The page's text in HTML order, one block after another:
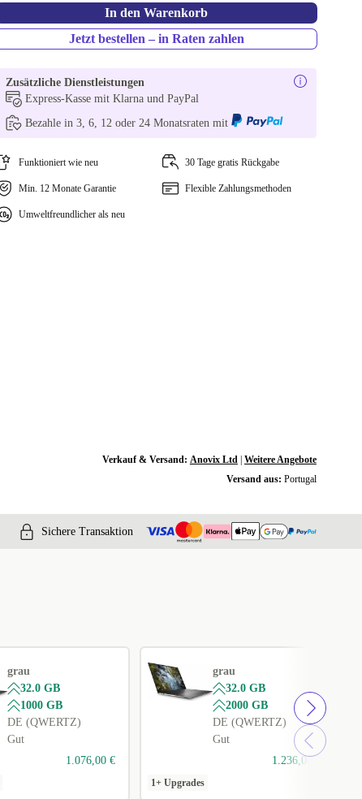
In den Warenkorb
Jetzt bestellen – in Raten zahlen
Zusätzliche Dienstleistungen
Express-Kasse mit Klarna und PayPal
Bezahle in 3, 6, 12 oder 24 Monatsraten mit
Funktioniert wie neu 30 Tage gratis Rückgabe
Min. 12 Monate Garantie Flexible Zahlungsmethoden
Umweltfreundlicher als neu
Verkauf & Versand: Anovix Ltd| Weitere Angebote
Versand aus: Portugal
Sichere Transaktion
grau
32.0 GB
1000 GB
DE (QWERTZ)
Gut
1.076,00 €
grau
32.0 GB
2000 GB
DE (QWERTZ)
Gut
1.236,00 €
1+ Upgrades